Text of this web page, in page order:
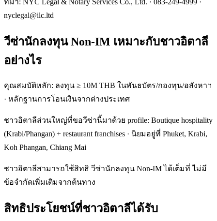
nyclegal@ilc.ltd
วีซ่านักลงทุน Non-IM เหมาะกับชาวอิตาลี
อย่างไร
คุณสมบัติหลัก: ลงทุน ≥ 10M THB ในพันธบัตร/กองทุน/อสังหาฯ
· หลักฐานการโอนเงินจากต่างประเทศ
ชาวอิตาลีส่วนใหญ่ที่ขอวีซ่านี้มาด้วย profile: Boutique hospitality
(Krabi/Phangan) + restaurant franchises · นิยมอยู่ที่ Phuket, Krabi,
Koh Phangan, Chiang Mai
ชาวอิตาลีสามารถใช้สิทธิ วีซ่านักลงทุน Non-IM ได้เต็มที่ ไม่มี
ข้อจำกัดเพิ่มเติมจากต้นทาง
สิทธิประโยชน์ที่ชาวอิตาลีได้รับ